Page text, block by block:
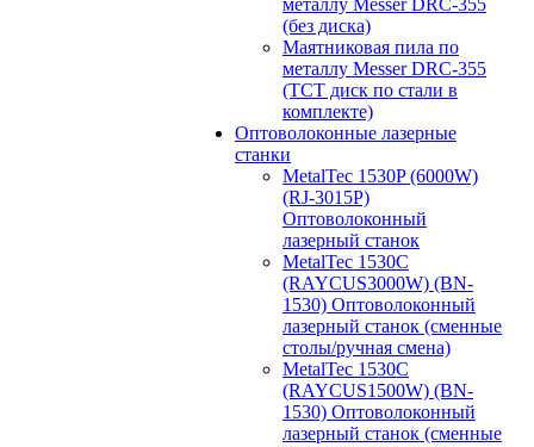
металлу Messer DRC-355
(без диска)
Маятниковая пила по
металлу Messer DRC-355
(ТСТ диск по стали в
комплекте)
Оптоволоконные лазерные
станки
MetalTec 1530P (6000W)
(RJ-3015P)
Оптоволоконный
лазерный станок
MetalTec 1530С
(RAYCUS3000W) (BN-
1530) Оптоволоконный
лазерный станок (сменные
столы/ручная смена)
MetalTec 1530С
(RAYCUS1500W) (BN-
1530) Оптоволоконный
лазерный станок (сменные